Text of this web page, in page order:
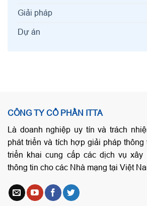
Giải pháp
Dự án
CÔNG TY CỔ PHẦN ITTA
Là doanh nghiệp uy tín và trách
phát triển và tích hợp giải pháp thông
triển khai cung cấp các dịch vụ
thông tin cho các Nhà mạng tại Việt